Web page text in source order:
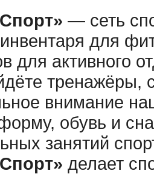
— сеть
для
для активного
тренажёры,
внимание
обувь и
занятий
делает